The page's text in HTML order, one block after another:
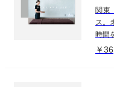
関東
ス。
時間
￥